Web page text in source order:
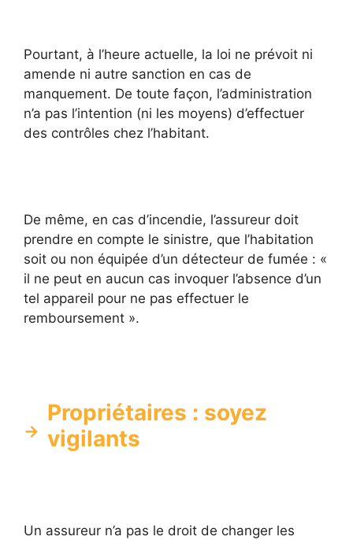
Pourtant, à l’heure actuelle, la loi ne prévoit ni
amende ni autre sanction en cas de
manquement. De toute façon, l’administration
n’a pas l’intention (ni les moyens) d’effectuer
des contrôles chez l’habitant.
De même, en cas d’incendie, l’assureur doit
prendre en compte le sinistre, que l’habitation
soit ou non équipée d’un détecteur de fumée : «
il ne peut en aucun cas invoquer l’absence d’un
tel appareil pour ne pas effectuer le
remboursement ».
Propriétaires : soyez
vigilants
Un assureur n’a pas le droit de changer les